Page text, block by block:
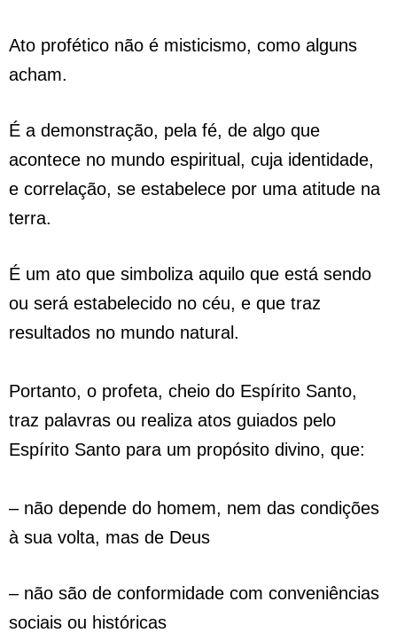
Ato profético não é misticismo, como alguns
acham.
É a demonstração, pela fé, de algo que
acontece no mundo espiritual, cuja identidade,
e correlação, se estabelece por uma atitude na
terra.
É um ato que simboliza aquilo que está sendo
ou será estabelecido no céu, e que traz
resultados no mundo natural.
Portanto, o profeta, cheio do Espírito Santo,
traz palavras ou realiza atos guiados pelo
Espírito Santo para um propósito divino, que:
– não depende do homem, nem das condições
à sua volta, mas de Deus
– não são de conformidade com conveniências
sociais ou históricas